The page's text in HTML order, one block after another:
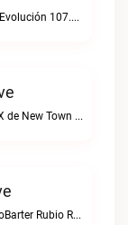
La mega evolución radialRadio Evolución 107.7 FM live
La X de New que bien suenaLa X de New Town live
Barter Rubio, La Radio del FuturoBarter Rubio Radio live